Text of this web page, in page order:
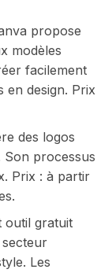
propose
modèles
facilement
en design. Prix
des logos
Son processus
Prix : à partir
gratuit
Les